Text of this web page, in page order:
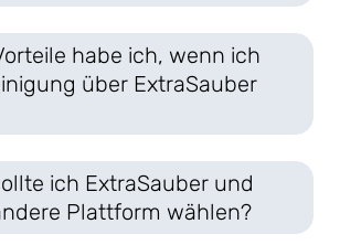
habe ich, wenn ich
über ExtraSauber
ich ExtraSauber und
Plattform wählen?